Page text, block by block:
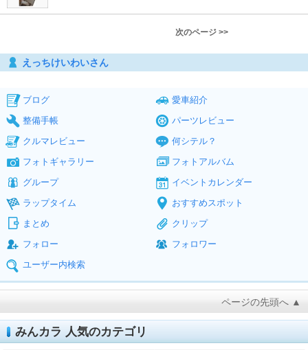
次のページ >>
えっちけいわいさん
ブログ
愛車紹介
整備手帳
パーツレビュー
クルマレビュー
何シテル？
フォトギャラリー
フォトアルバム
グループ
イベントカレンダー
ラップタイム
おすすめスポット
まとめ
クリップ
フォロー
フォロワー
ユーザー内検索
ページの先頭へ ▲
みんカラ 人気のカテゴリ